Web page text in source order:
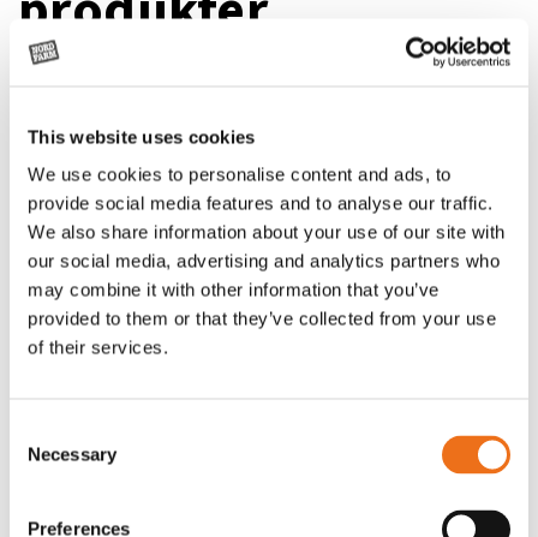
This website uses cookies
We use cookies to personalise content and ads, to
provide social media features and to analyse our traffic.
We also share information about your use of our site with
our social media, advertising and analytics partners who
may combine it with other information that you’ve
provided to them or that they’ve collected from your use
of their services.
Selection
Necessary
Preferences
OR80013456G